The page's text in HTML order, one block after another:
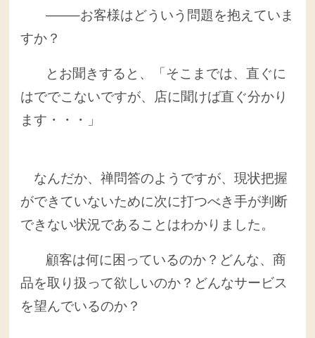
——–お客様はどういう問題を抱えていま
すか？
とお聞きすると、「そこまでは、直ぐに
はででこないですが、店に聞けば直ぐ分かり
ます・・・」
なんだか、禅問答のようですが、現状把握
ができていないために次に打つべき手が判断
できない状況であることはわかりました。
顧客は何に困っているのか？どんな、商
品を取り扱って欲しいのか？どんなサービス
を望んでいるのか？